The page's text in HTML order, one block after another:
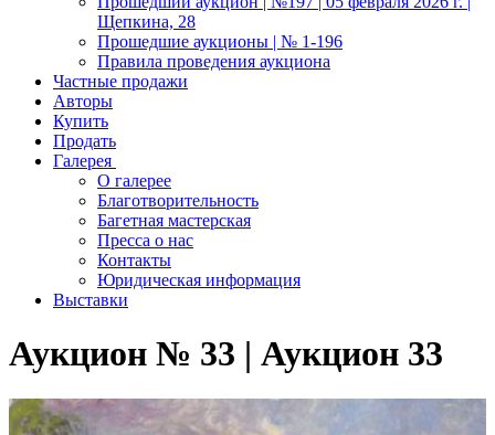
Щепкина, 28
Прошедшие аукционы | № 1-196
Правила проведения аукциона
Частные продажи
Авторы
Купить
Продать
Галерея
О галерее
Благотворительность
Багетная мастерская
Пресса о нас
Контакты
Юридическая информация
Выставки
Аукцион № 33 | Аукцион 33